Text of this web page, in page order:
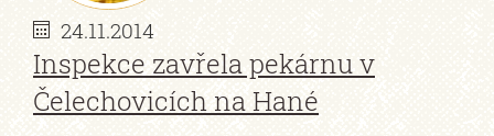
24.11.2014
Inspekce zavřela pekárnu v
Čelechovicích na Hané